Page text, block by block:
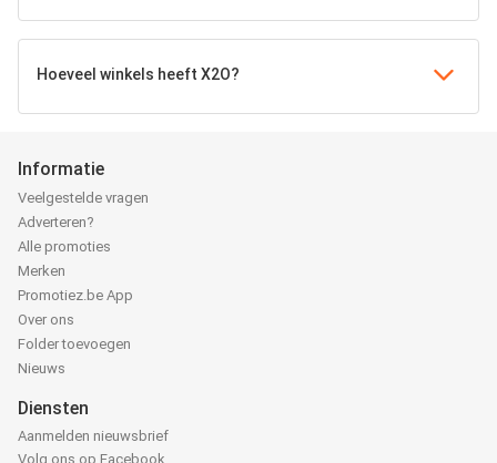
Hoeveel winkels heeft X2O?
Informatie
Veelgestelde vragen
Adverteren?
Alle promoties
Merken
Promotiez.be App
Over ons
Folder toevoegen
Nieuws
Diensten
Aanmelden nieuwsbrief
Volg ons op Facebook